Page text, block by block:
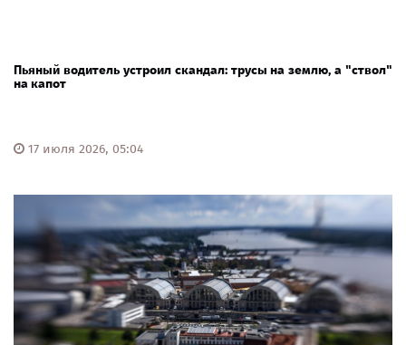
Пьяный водитель устроил скандал: трусы на землю, а "ствол"
на капот
17 июля 2026, 05:04